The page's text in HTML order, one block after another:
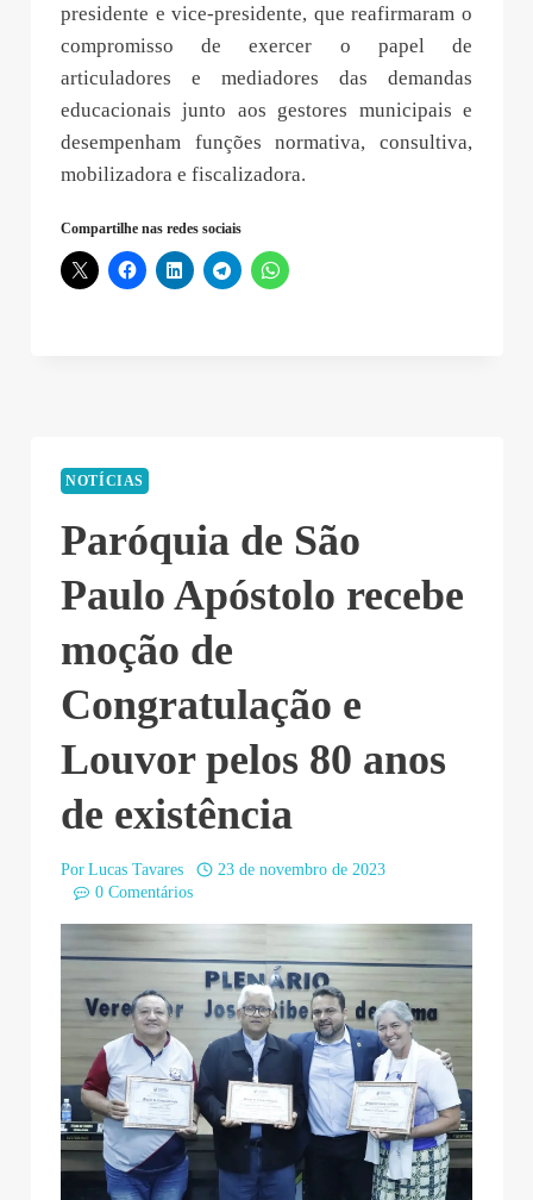
presidente e vice-presidente, que reafirmaram o
compromisso de exercer o papel de
articuladores e mediadores das demandas
educacionais junto aos gestores municipais e
desempenham funções normativa, consultiva,
mobilizadora e fiscalizadora.
Compartilhe nas redes sociais
NOTÍCIAS
Paróquia de São
Paulo Apóstolo recebe
moção de
Congratulação e
Louvor pelos 80 anos
de existência
Por Lucas Tavares
23 de novembro de 2023
0 Comentários